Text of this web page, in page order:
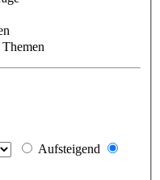
Aufsteigend